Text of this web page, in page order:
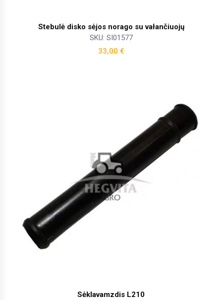
Stebulė disko sėjos norago su vałančiuojų
SKU: SI01577
33,00 €
Sėklavamzdis L210